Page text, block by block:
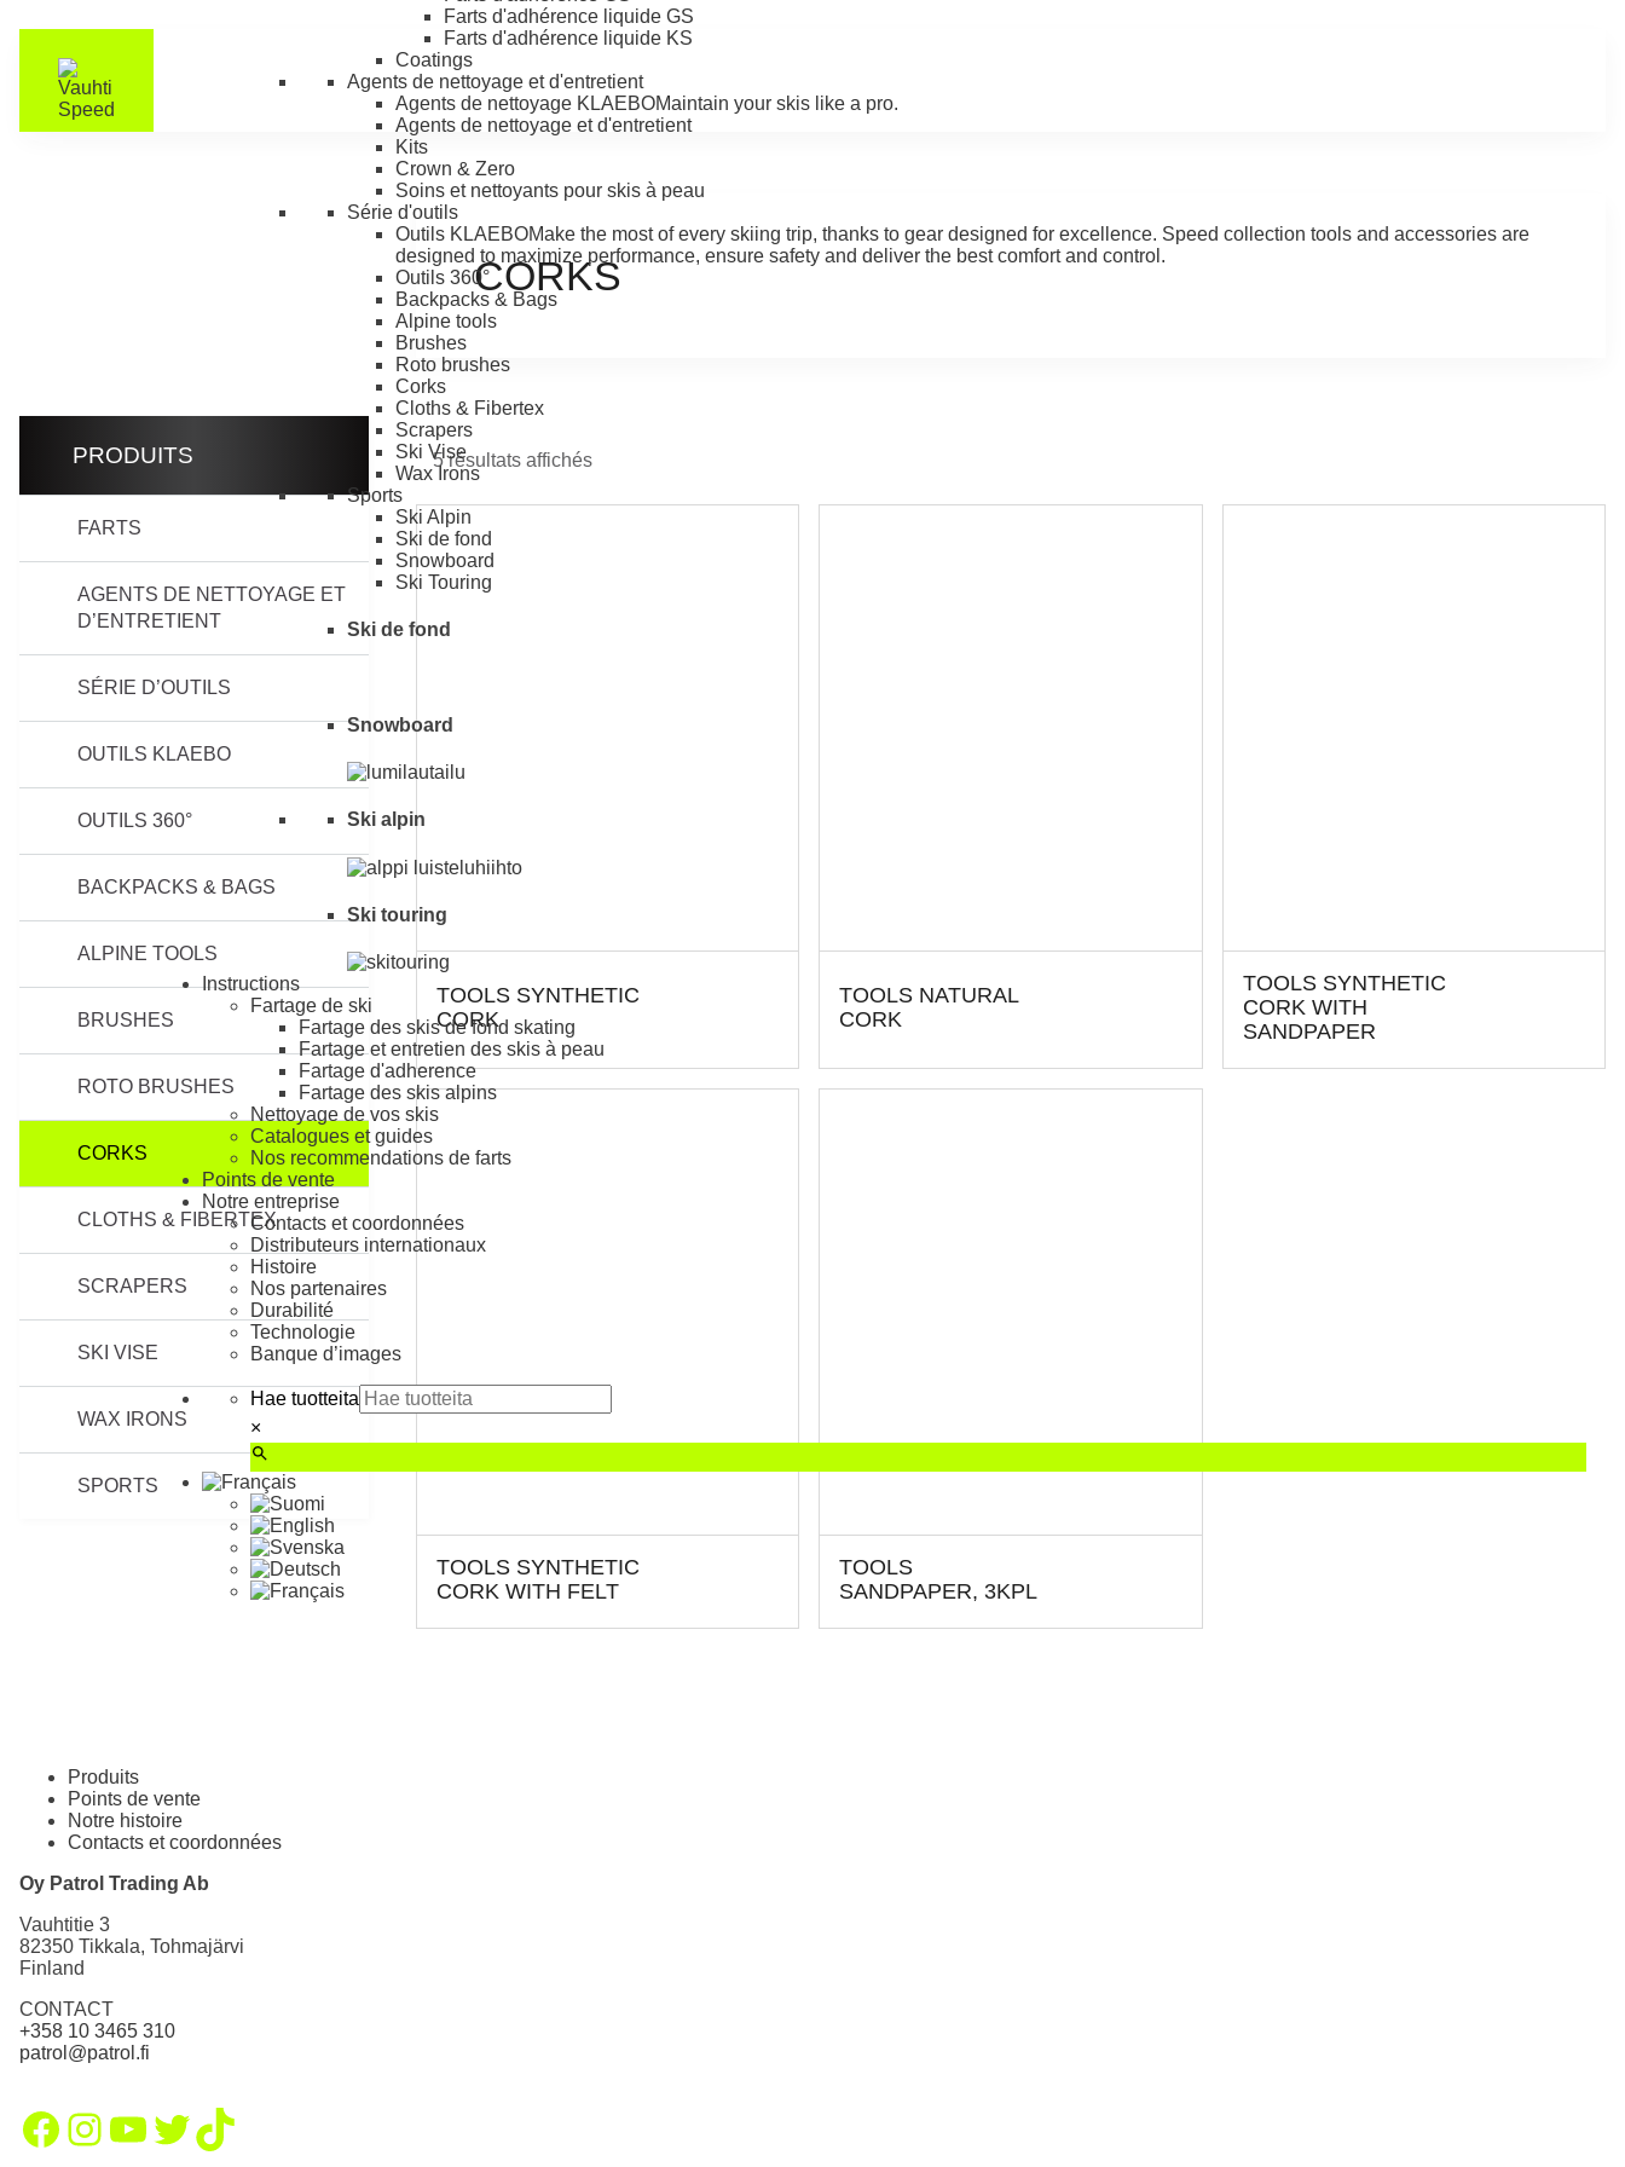
Farts d'adhérence liquide GS
Farts d'adhérence liquide KS
Coatings
Agents de nettoyage et d'entretient
Agents de nettoyage KLAEBOMaintain your skis like a pro.
Agents de nettoyage et d'entretient
Kits
Crown & Zero
Soins et nettoyants pour skis à peau
Série d'outils
Outils KLAEBOMake the most of every skiing trip, thanks to gear designed for excellence. Speed collection tools and accessories are
designed to maximize performance, ensure safety and deliver the best comfort and control.
Outils 360°
Backpacks & Bags
Alpine tools
Brushes
Roto brushes
Corks
Cloths & Fibertex
Scrapers
Ski Vise
Wax Irons
Sports
Ski Alpin
Ski de fond
Snowboard
Ski Touring
Ski de fond
Snowboard
Ski alpin
Ski touring
Instructions
Fartage de ski
Fartage des skis de fond skating
Fartage et entretien des skis à peau
Fartage d'adherence
Fartage des skis alpins
Nettoyage de vos skis
Catalogues et guides
Nos recommendations de farts
Points de vente
Notre entreprise
Contacts et coordonnées
Distributeurs internationaux
Histoire
Nos partenaires
Durabilité
Technologie
Banque d’images
Hae tuotteita
×
CORKS
PRODUITS
FARTS
AGENTS DE NETTOYAGE ET
D’ENTRETIENT
SÉRIE D’OUTILS
OUTILS KLAEBO
OUTILS 360°
BACKPACKS & BAGS
ALPINE TOOLS
BRUSHES
ROTO BRUSHES
CORKS
CLOTHS & FIBERTEX
SCRAPERS
SKI VISE
WAX IRONS
SPORTS
5 résultats affichés
TOOLS SYNTHETIC
CORK
TOOLS NATURAL
CORK
TOOLS SYNTHETIC
CORK WITH
SANDPAPER
TOOLS SYNTHETIC
CORK WITH FELT
TOOLS
SANDPAPER, 3KPL
Produits
Points de vente
Notre histoire
Contacts et coordonnées
Oy Patrol Trading Ab
Vauhtitie 3
82350 Tikkala, Tohmajärvi
Finland
CONTACT
+358 10 3465 310
patrol@patrol.fi
Facebook
Instagram
YouTube
Twitter
TikTok